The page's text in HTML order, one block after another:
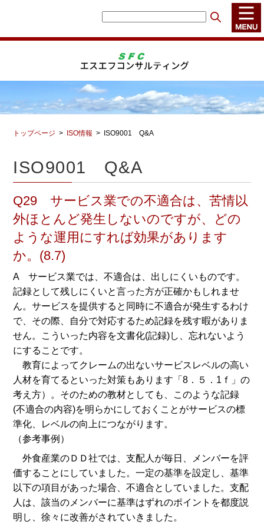
トップページ ISO情報 ISO9001 Q&A
ISO9001 Q&A
Q29 サービス業での不適合は、苦情以
外ほとんど発生しないのですが、どの
ような運用にすれば効果があります
か。(8.7)
A サービス業では、不適合は、出しにくいものです。
記録として残しにくいと言った方が正確かもしれませ
ん。サービスを提供すると同時に不適合が発生するわけ
で、その際、自分で対応するため記録を残す暇がありま
せん。こういった内容を文書化(記録)し、忘れないよう
にすることです。
教育によってクレームの出ないサービスレベルの高い
人材を育てるといった対策もあります「8．５．1ｆ」の
考え方）。そのための教材としても、このような記録
(不適合の内容)を明らかにしておくことがサービスの標
準化、レベルの向上につながります。
（参考事例）
外食産業のＤＤ社では、支配人が毎日、メンバーを評
価することにしていました。一定の基準を設定し、基準
以下の項目があった場合、不適合としていました。支配
人は、該当のメンバーに基準はずれのポイントを都度説
明し、徐々に改善がされていきました。